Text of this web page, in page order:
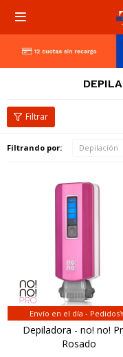

Filtrando por: Depilación
Envío en el día -
Depiladora - no! no!
Rosado